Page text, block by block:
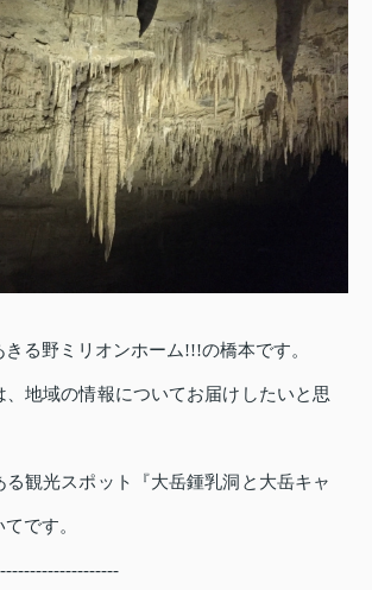
きる野ミリオンホーム!!!の橋本です。
、地域の情報についてお届けしたいと思
る観光スポット 『大岳鍾乳洞と大岳キャ
です。